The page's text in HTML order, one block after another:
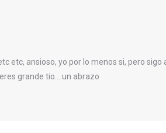
etc, ansioso, yo por lo menos si, pero sigo
grande tio….un abrazo